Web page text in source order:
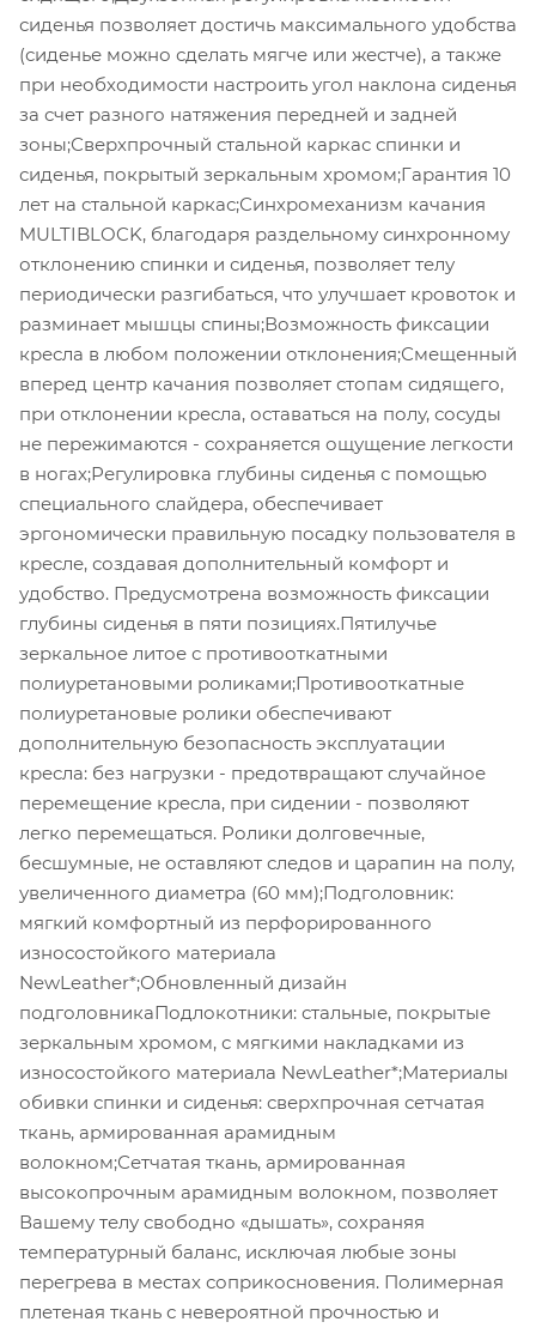
сиденья позволяет достичь максимального удобства
(сиденье можно сделать мягче или жестче), а также
при необходимости настроить угол наклона сиденья
за счет разного натяжения передней и задней
зоны;Сверхпрочный стальной каркас спинки и
сиденья, покрытый зеркальным хромом;Гарантия 10
лет на стальной каркас;Синхромеханизм качания
MULTIBLOCK, благодаря раздельному синхронному
отклонению спинки и сиденья, позволяет телу
периодически разгибаться, что улучшает кровоток и
разминает мышцы спины;Возможность фиксации
кресла в любом положении отклонения;Смещенный
вперед центр качания позволяет стопам сидящего,
при отклонении кресла, оставаться на полу, сосуды
не пережимаются - сохраняется ощущение легкости
в ногах;Регулировка глубины сиденья с помощью
специального слайдера, обеспечивает
эргономически правильную посадку пользователя в
кресле, создавая дополнительный комфорт и
удобство. Предусмотрена возможность фиксации
глубины сиденья в пяти позициях.Пятилучье
зеркальное литое с противооткатными
полиуретановыми роликами;Противооткатные
полиуретановые ролики обеспечивают
дополнительную безопасность эксплуатации
кресла: без нагрузки - предотвращают случайное
перемещение кресла, при сидении - позволяют
легко перемещаться. Ролики долговечные,
бесшумные, не оставляют следов и царапин на полу,
увеличенного диаметра (60 мм);Подголовник:
мягкий комфортный из перфорированного
износостойкого материала
NewLeather*;Обновленный дизайн
подголовникаПодлокотники: стальные, покрытые
зеркальным хромом, с мягкими накладками из
износостойкого материала NewLeather*;Материалы
обивки спинки и сиденья: сверхпрочная сетчатая
ткань, армированная арамидным
волокном;Сетчатая ткань, армированная
высокопрочным арамидным волокном, позволяет
Вашему телу свободно «дышать», сохраняя
температурный баланс, исключая любые зоны
перегрева в местах соприкосновения. Полимерная
плетеная ткань с невероятной прочностью и